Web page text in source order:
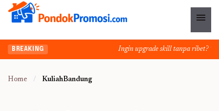
menu
BREAKING Ingin upgrade skill tanpa ribet?
Home / KuliahBandung